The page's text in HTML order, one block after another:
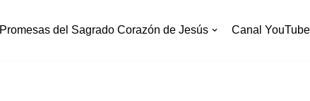
Promesas del Sagrado Corazón de Jesús Canal YouTube